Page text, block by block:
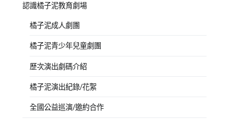
認識橘子泥教育劇場
橘子泥成人劇團
橘子泥青少年兒童劇團
歷次演出劇碼介紹
橘子泥演出紀錄/花絮
全國公益巡演/邀約合作